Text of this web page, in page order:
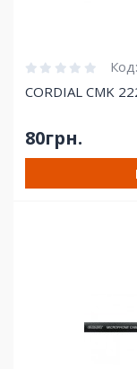
Код:
CORDIAL CMK
80грн.